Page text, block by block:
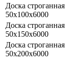
Доска строганная
50х100х6000
Доска строганная
50х150х6000
Доска строганная
50х200х6000